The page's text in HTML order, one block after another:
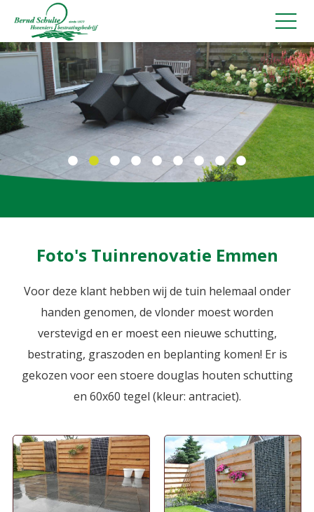
Foto's Tuinrenovatie Emmen
Voor deze klant hebben wij de tuin helemaal onder
handen genomen, de vlonder moest worden
verstevigd en er moest een nieuwe schutting,
bestrating, graszoden en beplanting komen! Er is
gekozen voor een stoere douglas houten schutting
en 60x60 tegel (kleur: antraciet).
Sierbestrating
Tuinaanleg
Tuinverlichting
Tuinonderhoud
Projectbestrating